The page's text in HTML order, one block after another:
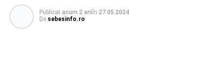
Publicat acum 2 aniîn 27.05.2024
De sebesinfo.ro